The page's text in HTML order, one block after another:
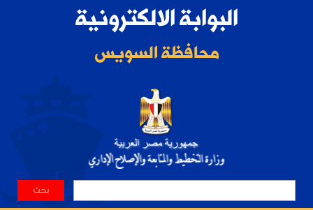
البوابة الالكترونية
محافظة السويس